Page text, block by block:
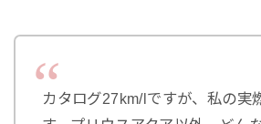
カタログ27km/lですが、私の実